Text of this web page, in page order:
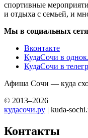
спортивные
и отдыха с семьей, и
Мы в социальных
Вконтакте
КудаСочи в
КудаСочи в
Афиша Сочи — куда
© 2013–2026
кудасочи.ру | kuda-
Контакты